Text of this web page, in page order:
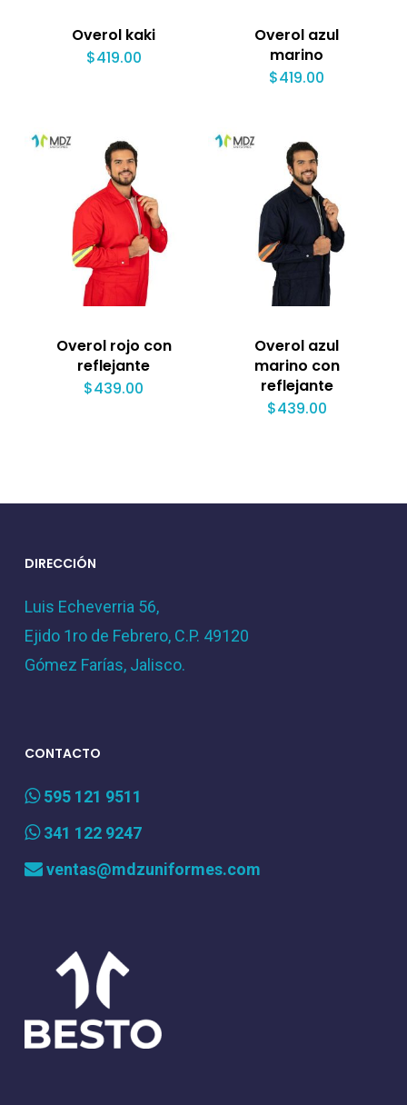
Overol kaki
$419.00
Overol azul
marino
$419.00
Overol rojo con
reflejante
$439.00
Overol azul
marino con
reflejante
$439.00
DIRECCIÓN
Luis Echeverria 56,
Ejido 1ro de Febrero, C.P. 49120
Gómez Farías, Jalisco.
CONTACTO
595 121 9511
341 122 9247
ventas@mdzuniformes.com